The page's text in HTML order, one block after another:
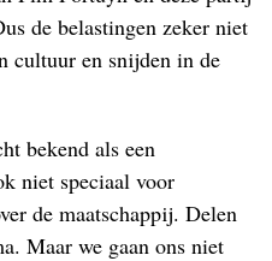
de belastingen zeker niet
cultuur en snijden in de
bekend als een
niet speciaal voor
de maatschappij. Delen
Maar we gaan ons niet